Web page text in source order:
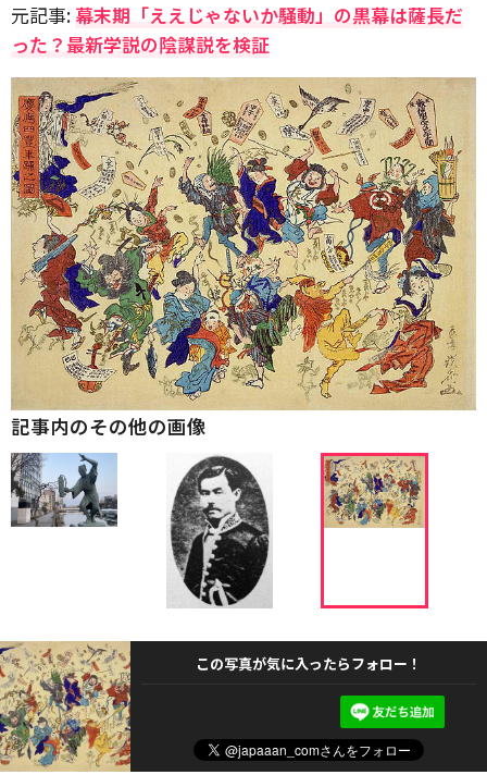
元記事: 幕末期「ええじゃないか騒動」の黒幕は薩長だ
った？最新学説の陰謀説を検証
記事内のその他の画像
この写真が気に入ったらフォロー！